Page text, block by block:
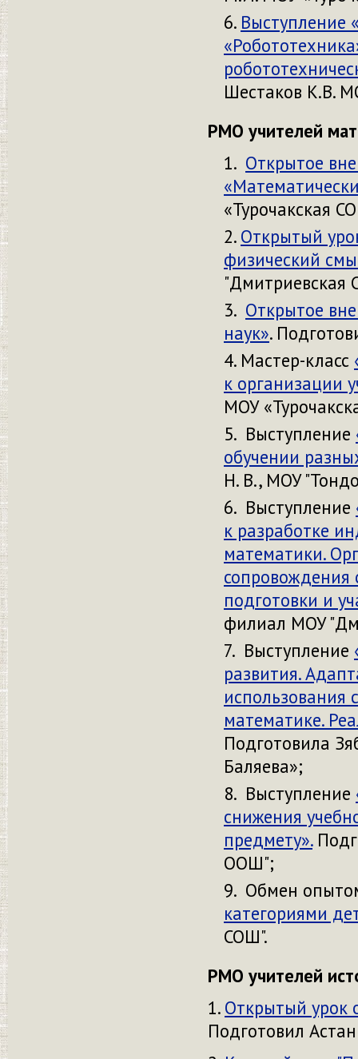
Выступление
Шестаков К.В.
РМО учителей
Открытое
«Турочакская
Открытый
физический
"Дмитриевская
Открытое
наук».
Мастер-класс
к организации
МОУ
Выступление
обучении
Н. В., МОУ
Выступление
к разработке
математики.
сопровождения
подготовки и
филиал МОУ
Выступление
развития.
использования
математике.
Подготовила
Баляева»;
Выступление
снижения
предмету».
ООШ";
Обмен
категориями
СОШ".
РМО учителей
1. Открытый урок
Подготовил